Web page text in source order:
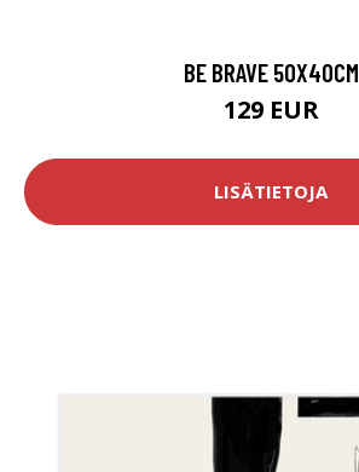
BE BRAVE 50X40CM
129 EUR
LISÄTIETOJA